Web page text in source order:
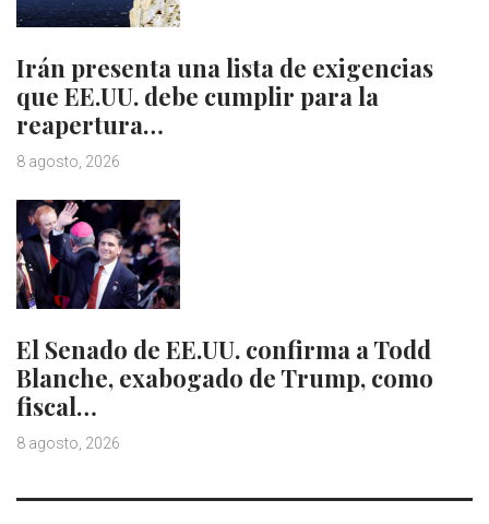
Irán presenta una lista de exigencias
que EE.UU. debe cumplir para la
reapertura…
8 agosto, 2026
El Senado de EE.UU. confirma a Todd
Blanche, exabogado de Trump, como
fiscal…
8 agosto, 2026